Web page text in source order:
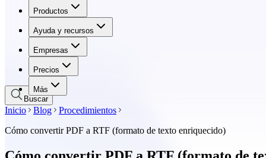
Productos
Ayuda y recursos
Empresas
Precios
Más
Productos
Ayuda y recursos
Empresas
Precios
Buscar
Inicio Blog
Procedimientos
Cómo convertir PDF a RTF (formato de texto enriquecido)